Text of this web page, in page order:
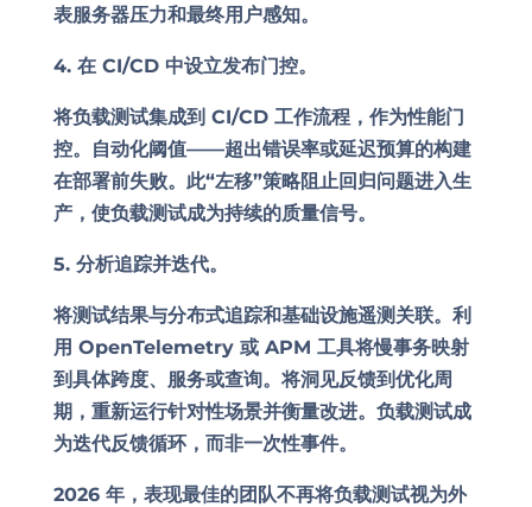
表服务器压力和最终用户感知。
4. 在 CI/CD 中设立发布门控。
将负载测试集成到 CI/CD 工作流程，作为性能门
控。自动化阈值——超出错误率或延迟预算的构建
在部署前失败。此“左移”策略阻止回归问题进入生
产，使负载测试成为持续的质量信号。
5. 分析追踪并迭代。
将测试结果与分布式追踪和基础设施遥测关联。利
用 OpenTelemetry 或 APM 工具将慢事务映射
到具体跨度、服务或查询。将洞见反馈到优化周
期，重新运行针对性场景并衡量改进。负载测试成
为迭代反馈循环，而非一次性事件。
2026 年，表现最佳的团队不再将负载测试视为外